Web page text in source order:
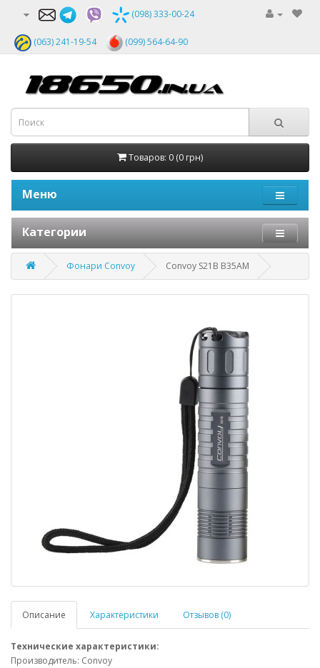
(098) 333-00-24
(063) 241-19-54 (099) 564-64-90
Товаров: 0 (0 грн)
Меню
Категории
Фонари Convoy Convoy S21B B35AM
Описание Характеристики Отзывов (0)
Технические характеристики:
Производитель: Convoy